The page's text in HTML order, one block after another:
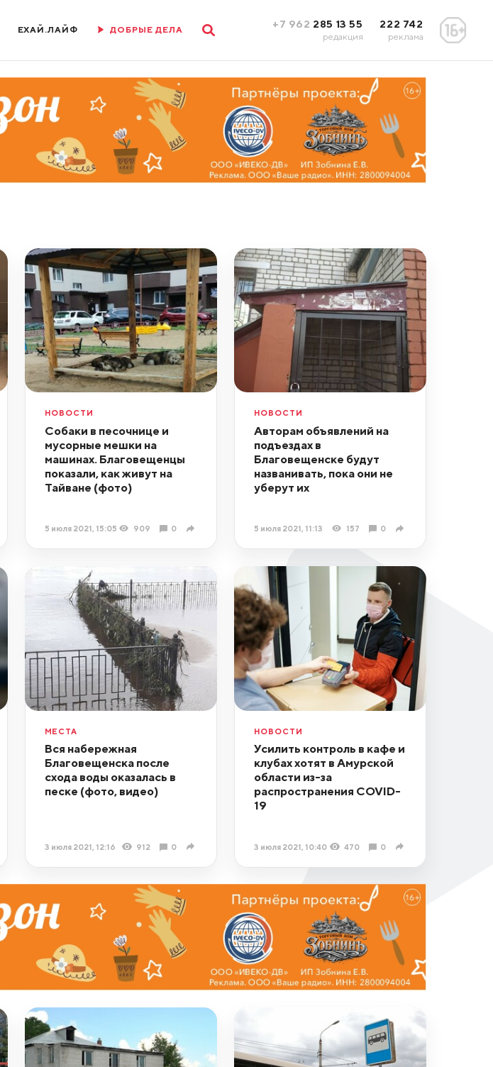
ЕХАЙ.ЛАЙФ ДОБРЫЕ ДЕЛА +7 962 285 13 55
редакция
222 742
реклама
НОВОСТИ
Собаки в песочнице и
мусорные мешки на
машинах. Благовещенцы
показали, как живут на
Тайване (фото)
5 июля 2021, 15:05 909 0
НОВОСТИ
Авторам объявлений на
подъездах в
Благовещенске будут
названивать, пока они не
уберут их
5 июля 2021, 11:13 157 0
МЕСТА
Вся набережная
Благовещенска после
схода воды оказалась в
песке (фото, видео)
3 июля 2021, 12:16 912 0
НОВОСТИ
Усилить контроль в кафе и
клубах хотят в Амурской
области из-за
распространения COVID-
19
3 июля 2021, 10:40 470 0